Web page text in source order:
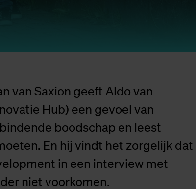
van Saxion geeft Aldo van
Hub) een gevoel van
boodschap en leest
En hij vindt het zorgelijk dat
in een interview met
niet voorkomen.